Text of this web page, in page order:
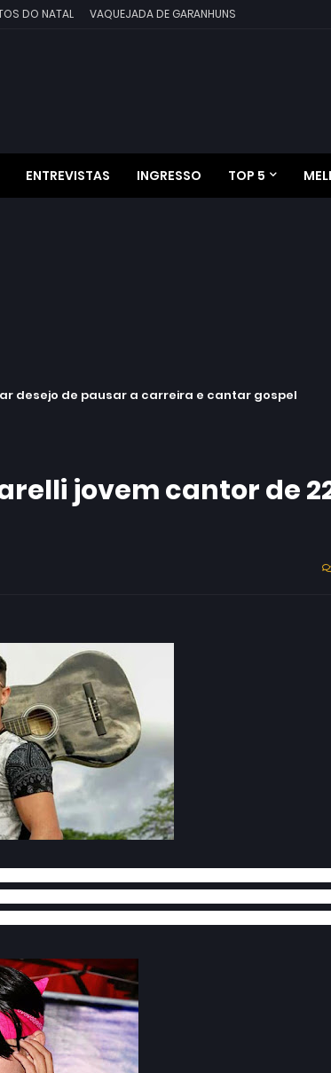
DO NATAL VAQUEJADA DE GARANHUNS
ENTREVISTAS INGRESSO TOP 5
desejo de pausar a carreira e cantar gospel
jovem cantor de